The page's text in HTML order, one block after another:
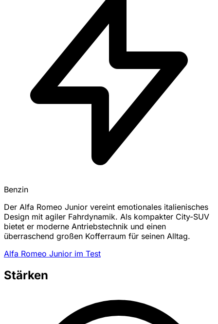
Benzin
Der Alfa Romeo Junior vereint emotionales italienisches
Design mit agiler Fahrdynamik. Als kompakter City-SUV
bietet er moderne Antriebstechnik und einen
überraschend großen Kofferraum für seinen Alltag.
Alfa Romeo Junior im Test
Stärken